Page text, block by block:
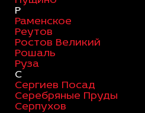
Р
Раменское
Реутов
Ростов Великий
Рошаль
Руза
С
Сергиев Посад
Серебряные Пруды
Серпухов